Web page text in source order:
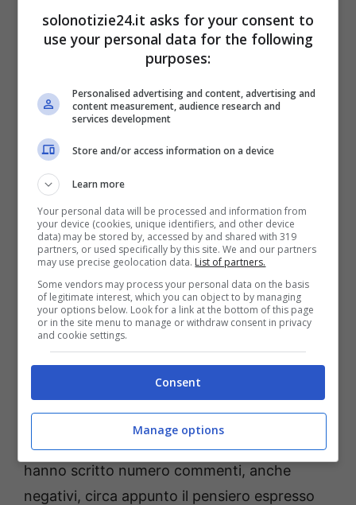
LEGGI ANCHE-> “Matrimonio ma
a una condizione”, Silvia
dopo anni d’amore e due figli
arriva il “si”
LEGGI ANCHE
confessioni bollenti su Naike
Rivelli: i dettagli sull’ex figlio di
Albano e Romina
La bufera sui social per Ursula
Il
inevitabilmente scatenato le ire del web che
hanno scritto numero commenti, anche
negativi, circa appunto il pensiero espresso
solonotizie24.it asks for your consent to
use your personal data for the following
purposes:
Personalised advertising and content, advertising and
content measurement, audience research and
services development
Store and/or access information on a device
Learn more
Your personal data will be processed and information from
your device (cookies, unique identifiers, and other device
data) may be stored by, accessed by and shared with 319
partners, or used specifically by this site. We and our partners
may use precise geolocation data. List of partners.
Some vendors may process your personal data on the basis
of legitimate interest, which you can object to by managing
your options below. Look for a link at the bottom of this page
or in the site menu to manage or withdraw consent in privacy
and cookie settings.
Consent
Manage options